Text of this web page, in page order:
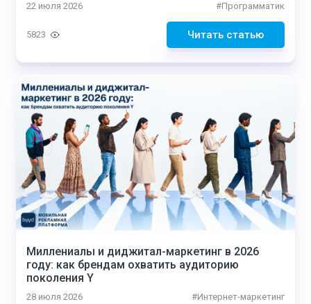
22 июля 2026 #Программатик
Читать статью
5823
Миллениалы и диджитал-маркетинг в 2026
году: как брендам охватить аудиторию
поколения Y
28 июля 2026 #Интернет-маркетинг